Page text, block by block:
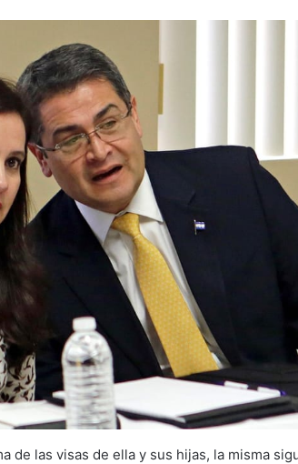
de las visas de ella y sus hijas, la misma